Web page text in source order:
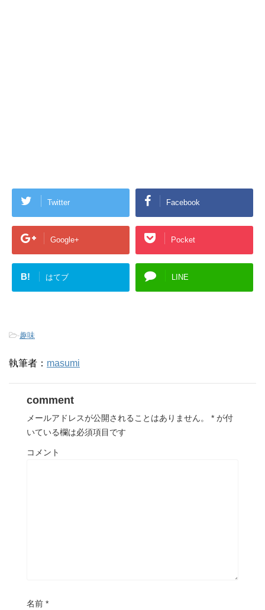
Twitter Facebook
Google+ Pocket
B! はてブ LINE
-趣味
執筆者： masumi
comment
メールアドレスが公開されることはありません。 * が付
いている欄は必須項目です
コメント
名前 *